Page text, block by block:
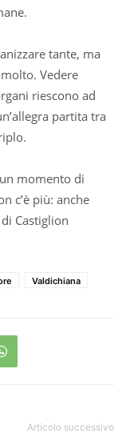
tante, ma
Vedere
riescono ad
partita tra
momento di
c’è più: anche
Castiglion
Valdichiana
Articolo successivo